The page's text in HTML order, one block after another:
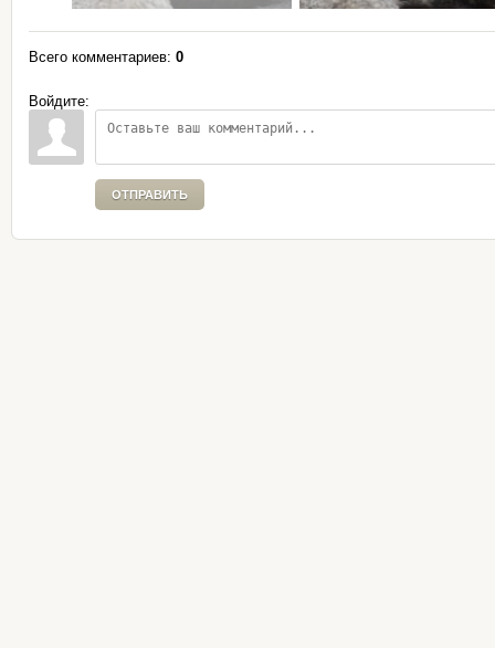
Всего комментариев: 0
Войдите:
ОТПРАВИТЬ